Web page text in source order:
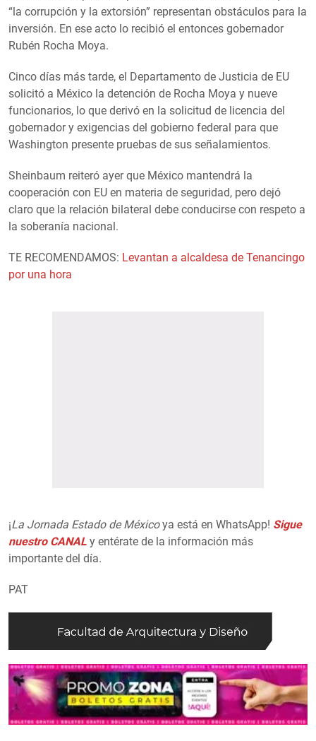
“la corrupción y la extorsión” representan obstáculos para la
inversión. En ese acto lo recibió el entonces gobernador
Rubén Rocha Moya.
Cinco días más tarde, el Departamento de Justicia de EU
solicitó a México la detención de Rocha Moya y nueve
funcionarios, lo que derivó en la solicitud de licencia del
gobernador y exigencias del gobierno federal para que
Washington presente pruebas de sus señalamientos.
Sheinbaum reiteró ayer que México mantendrá la
cooperación con EU en materia de seguridad, pero dejó
claro que la relación bilateral debe conducirse con respeto a
la soberanía nacional.
TE RECOMENDAMOS: Levantan a alcaldesa de Tenancingo
por una hora
¡La Jornada Estado de Méxicoya está en WhatsApp! Sigue
nuestro CANAL y entérate de la información más
importante del día.
PAT